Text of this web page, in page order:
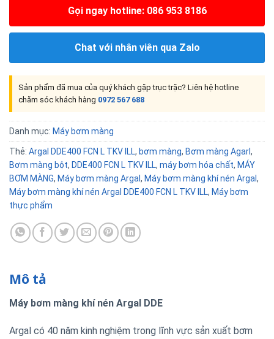
Gọi ngay hotline: 086 953 8186
Chat với nhân viên qua Zalo
Sản phẩm đã mua của quý khách gặp trục trặc? Liên hệ hotline
chăm sóc khách hàng 0972 567 688
Danh mục: Máy bơm màng
Thẻ: Argal DDE400 FCN L TKV ILL, bơm màng, Bơm màng Agarl,
Bơm màng bột, DDE400 FCN L TKV ILL, máy bơm hóa chất, MÁY
BƠM MÀNG, Máy bơm màng Argal , Máy bơm màng khí nén Argal ,
Máy bơm màng khí nén Argal DDE400 FCN L TKV ILL, Máy bơm
thực phẩm
Mô tả
Máy bơm màng khí nén Argal DDE
Argal có 40 năm kinh nghiệm trong lĩnh vực sản xuất bơm